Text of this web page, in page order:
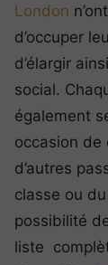
London
d’occuper
d’élargir
social.
également
occasion de
d’autres
classe ou
possibilité
liste